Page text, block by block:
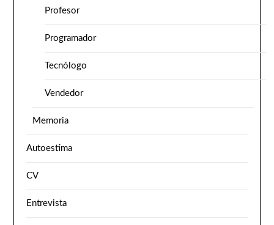
Profesor
Programador
Tecnólogo
Vendedor
Memoria
Autoestima
CV
Entrevista